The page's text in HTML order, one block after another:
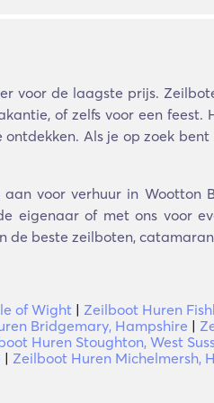
voor de laagste prijs.
of zelfs voor een
Als je op zoek
voor verhuur in Wootton
eigenaar of met ons voor
beste zeilboten,
of Wight | Zeilboot Huren
Bridgemary, Hampshire |
Huren Stoughton, West
| Zeilboot Huren Michelmersh,